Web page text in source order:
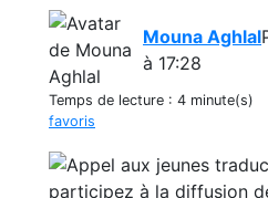
Mouna Aghlal
à 17:28
Temps de lecture : 4 minute(s)
favoris